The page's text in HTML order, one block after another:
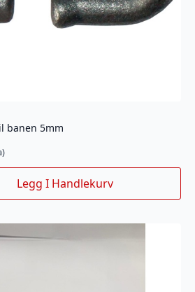
banen 5mm
Legg I Handlekurv